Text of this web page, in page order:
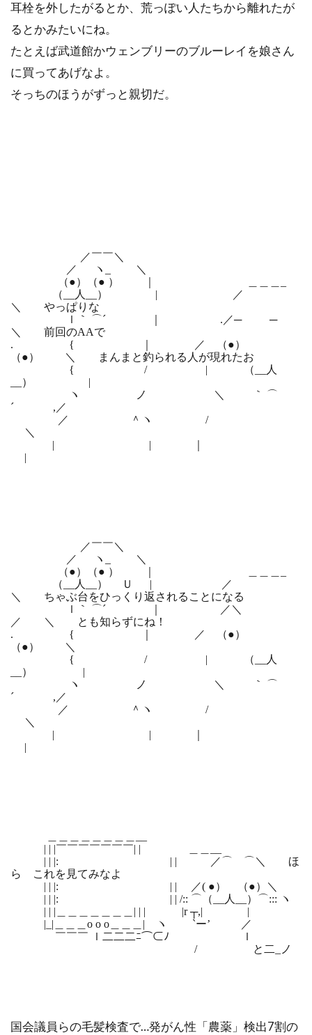
耳栓を外したがるとか、荒っぽい人たちから離れたが
るとかみたいにね。
たとえば武道館かウェンブリーのブルーレイを娘さん
に買ってあげなよ。
そっちのほうがずっと親切だ。
／￣￣＼
／ ヽ_ ＼
（●）（● ） ｜ ＿＿＿_
（__人__） | ／
＼ やっぱりな
ｌ｀ ⌒´ ｜ .／─ ─
＼ 前回のAAで
. { ｜ ／ （●）
（●） ＼ まんまと釣られる人が現れたお
{ / | （__人
__） |
ヽ ノ ＼ ｀ ⌒
´ ,／
／ ＾ヽ /
＼
| | ｜
|
／￣￣＼
／ ヽ_ ＼
（●）（● ） ｜ ＿＿＿_
（__人__） Ｕ | ／
＼ ちゃぶ台をひっくり返されることになる
ｌ｀ ⌒´ ｜ ／＼
／ ＼ とも知らずにね！
. { ｜ ／ （●）
（●） ＼
{ / | （__人
__） |
ヽ ノ ＼ ｀ ⌒
´ ,／
／ ＾ヽ /
＼
| | ｜
|
| | |￣￣￣￣￣￣￣| | ＿＿__
| | |: | | ／⌒ ⌒＼ ほ
ら これを見てみなよ
| | |: | | ／( ●） （●）＼
| | |: | | /:: ⌒（__人__）⌒::: ヽ
| | |＿＿＿＿＿＿＿| | | |r ┬,| |
|_|＿＿＿o o o＿＿＿| ヽ `ー’ ／
￣￣￣ ｌ二二二ﾆ⌒⊂ﾉ ￣￣ ｌ
/ と二_ノ
国会議員らの毛髪検査で…発がん性「農薬」検出7割の